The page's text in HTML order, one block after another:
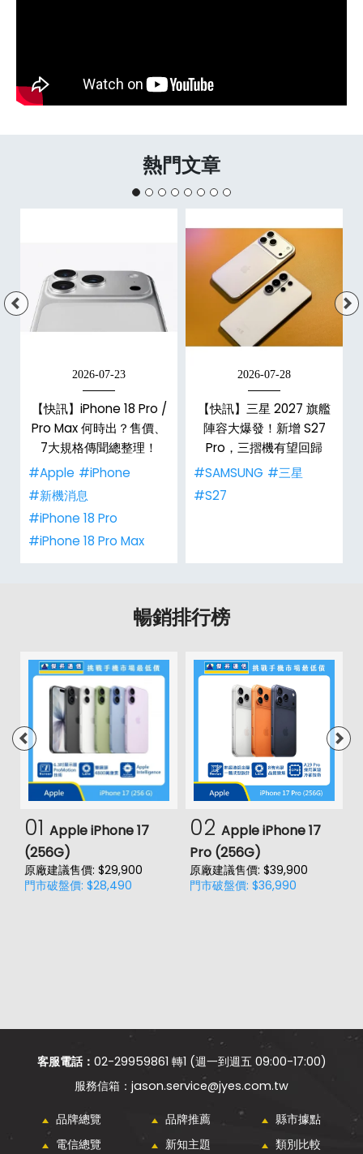
熱門文章
2026-07-23
【快訊】iPhone 18 Pro /
Pro Max 何時出？售價、
7大規格傳聞總整理！
#Apple #iPhone
#新機消息
#iPhone 18 Pro
#iPhone 18 Pro Max
2026-07-28
【快訊】三星 2027 旗艦
陣容大爆發！新增 S27
Pro，三摺機有望回歸
#SAMSUNG #三星
#S27
暢銷排行榜
01 Apple iPhone 17
(256G)
原廠建議售價: $29,900
門市破盤價: $28,490
02 Apple iPhone 17
Pro (256G)
原廠建議售價: $39,900
門市破盤價: $36,990
客服電話： 02-29959861 轉1 (週一到週五 09:00-17:00)
jason.service@jyes.com.tw
品牌總覽 品牌推薦
縣市據點
電信總覽
新知主題 類別比較